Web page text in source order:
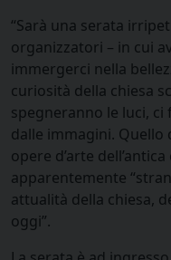
“Sarà una serata
organizzatori – in cui
immergerci nella
curiosità della chiesa
spegneranno le luci,
dalle immagini. Quello
opere d’arte
apparentemente
attualità della chiesa,
oggi”.